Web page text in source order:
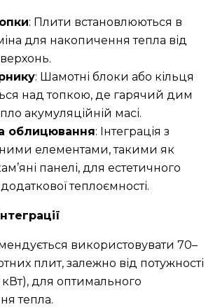
: Плити встановлюються в
для накопичення тепла від
: Шамотні блоки або кільця
над топкою, де гарячий дим
акумуляційній масі.
облицювання: Інтеграція з
елементами, такими як
панелі, для естетичного
теплоємності.
використовувати 70–
плит, залежно від потужності
кВт), для оптимального
тепла.